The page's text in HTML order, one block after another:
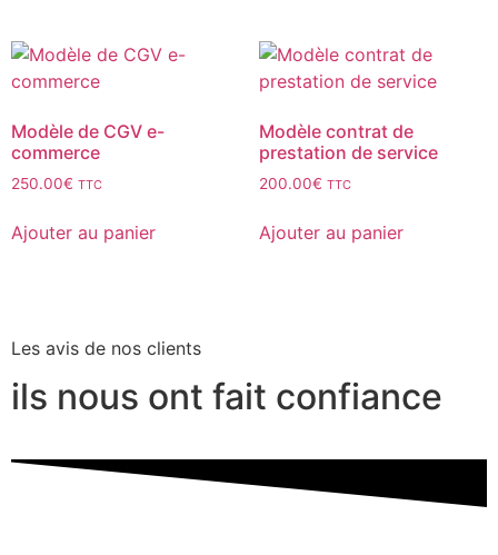
Modèle de CGV e-
commerce
250.00€ TTC
Ajouter au panier
Modèle contrat de
prestation de service
200.00€ TTC
Ajouter au panier
Les avis de nos clients
ils nous ont fait confiance